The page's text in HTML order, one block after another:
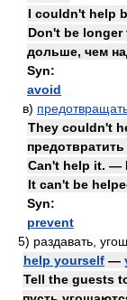
I couldn't help
Don't be
дольше, чем
Syn:
avoid
в)
They couldn't
Can't help it. —
It can't be
Syn:
prevent
5) раздавать,
help yourself —
Tell the guests